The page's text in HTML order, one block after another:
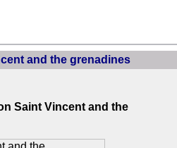
and the grenadines
Saint Vincent and the